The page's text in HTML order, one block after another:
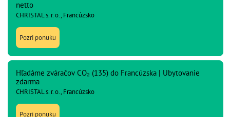
netto
CHRISTAL s. r. o., Francúzsko
Pozri ponuku
Hľadáme zváračov CO₂ (135) do Francúzska | Ubytovanie
zdarma
CHRISTAL s. r. o., Francúzsko
Pozri ponuku